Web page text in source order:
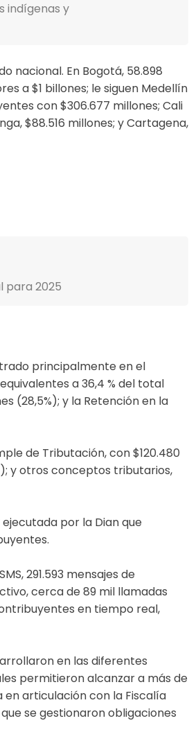
indígenas y
nacional. En Bogotá, 58.898
a $1 billones; le siguen Medellín
con $306.677 millones; Cali
$88.516 millones; y Cartagena,